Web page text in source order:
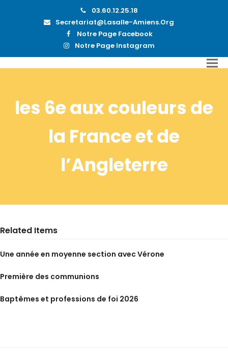
03.60.12.25.18
Secretariat@lasalle-Amiens.org
Notre Page Facebook
Notre Page Instagram
les 6e aux couleurs de
la France et de
l’Angleterre
Related Items
Une année en moyenne section avec Vérone
Première des communions
Baptêmes et professions de foi 2026